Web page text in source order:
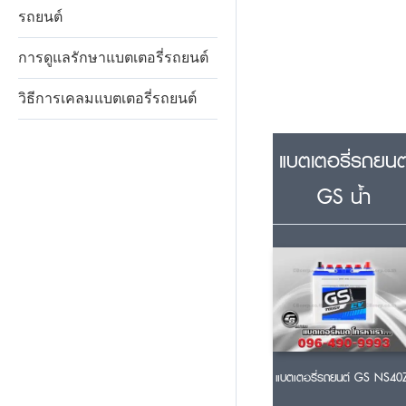
รถยนต์
การดูแลรักษาแบตเตอรี่รถยนต์
วิธีการเคลมแบตเตอรี่รถยนต์
แบตเตอรี่รถยน
GS น้ำ
แบตเตอรี่รถยนต์ GS